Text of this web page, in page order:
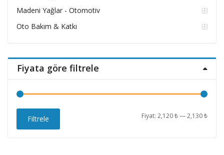
Madeni Yağlar - Otomotiv
Oto Bakım & Katkı
Fiyata göre filtrele
En
En
Filtrele Fiyat:2,120 ₺—2,130 ₺